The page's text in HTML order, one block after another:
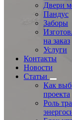
Двери
Пандус
Заборы
на заказ
Услуги
Контакты
Новости
Статьи
Как
проекта
Роль